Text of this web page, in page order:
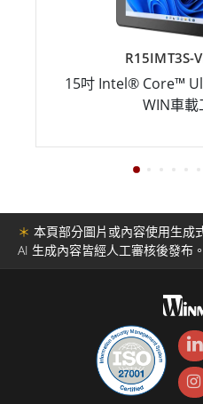
R15IMT3S-
15吋 Intel® Core™
WIN車載
＊ 本頁部分圖片或內容使用生成
AI 生成內容皆經人工審核後發布。